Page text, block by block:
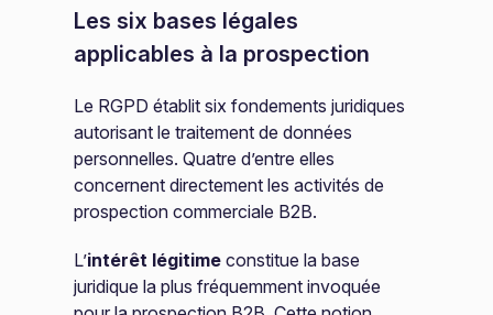
Les six bases légales
applicables à la prospection
Le RGPD établit six fondements juridiques
autorisant le traitement de données
personnelles. Quatre d’entre elles
concernent directement les activités de
prospection commerciale B2B.
L’intérêt légitime constitue la base
juridique la plus fréquemment invoquée